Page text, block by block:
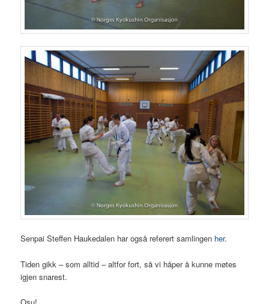
Senpai Steffen Haukedalen har også referert samlingen her.
Tiden gikk – som alltid – altfor fort, så vi håper å kunne møtes
igjen snarest.
Osu!